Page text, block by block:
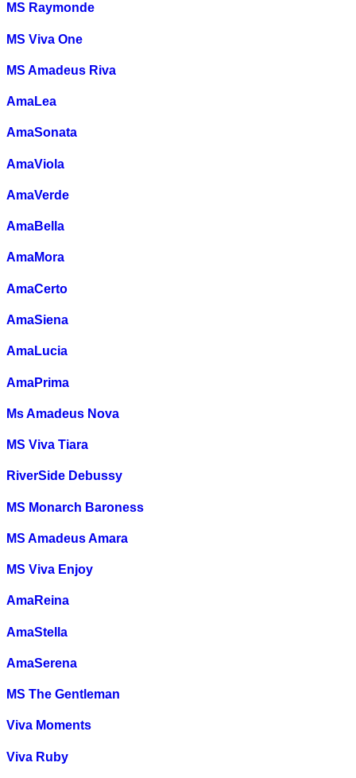
MS Raymonde
MS Viva One
MS Amadeus Riva
AmaLea
AmaSonata
AmaViola
AmaVerde
AmaBella
AmaMora
AmaCerto
AmaSiena
AmaLucia
AmaPrima
Ms Amadeus Nova
MS Viva Tiara
RiverSide Debussy
MS Monarch Baroness
MS Amadeus Amara
MS Viva Enjoy
AmaReina
AmaStella
AmaSerena
MS The Gentleman
Viva Moments
Viva Ruby